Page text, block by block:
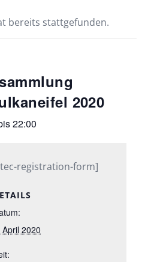
bereits stattgefunden.
2020
22:00
registration-form]
April 2020